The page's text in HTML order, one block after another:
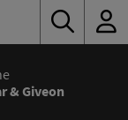
& Giveon